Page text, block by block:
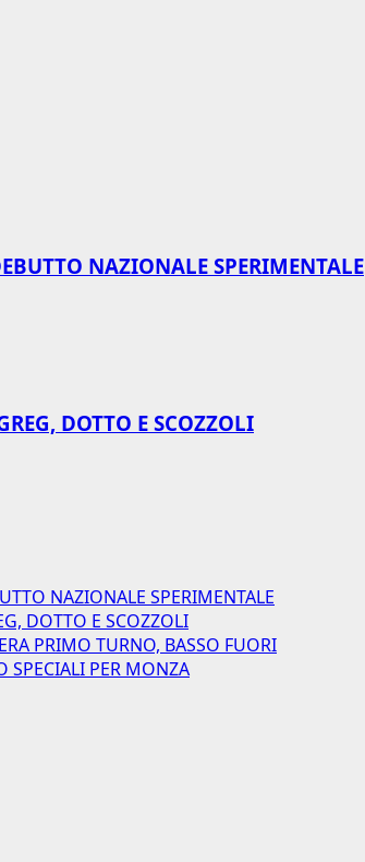
NAZIONALE SPERIMENTALE
DOTTO E SCOZZOLI
NAZIONALE SPERIMENTALE
DOTTO E SCOZZOLI
PRIMO TURNO, BASSO FUORI
SPECIALI PER MONZA